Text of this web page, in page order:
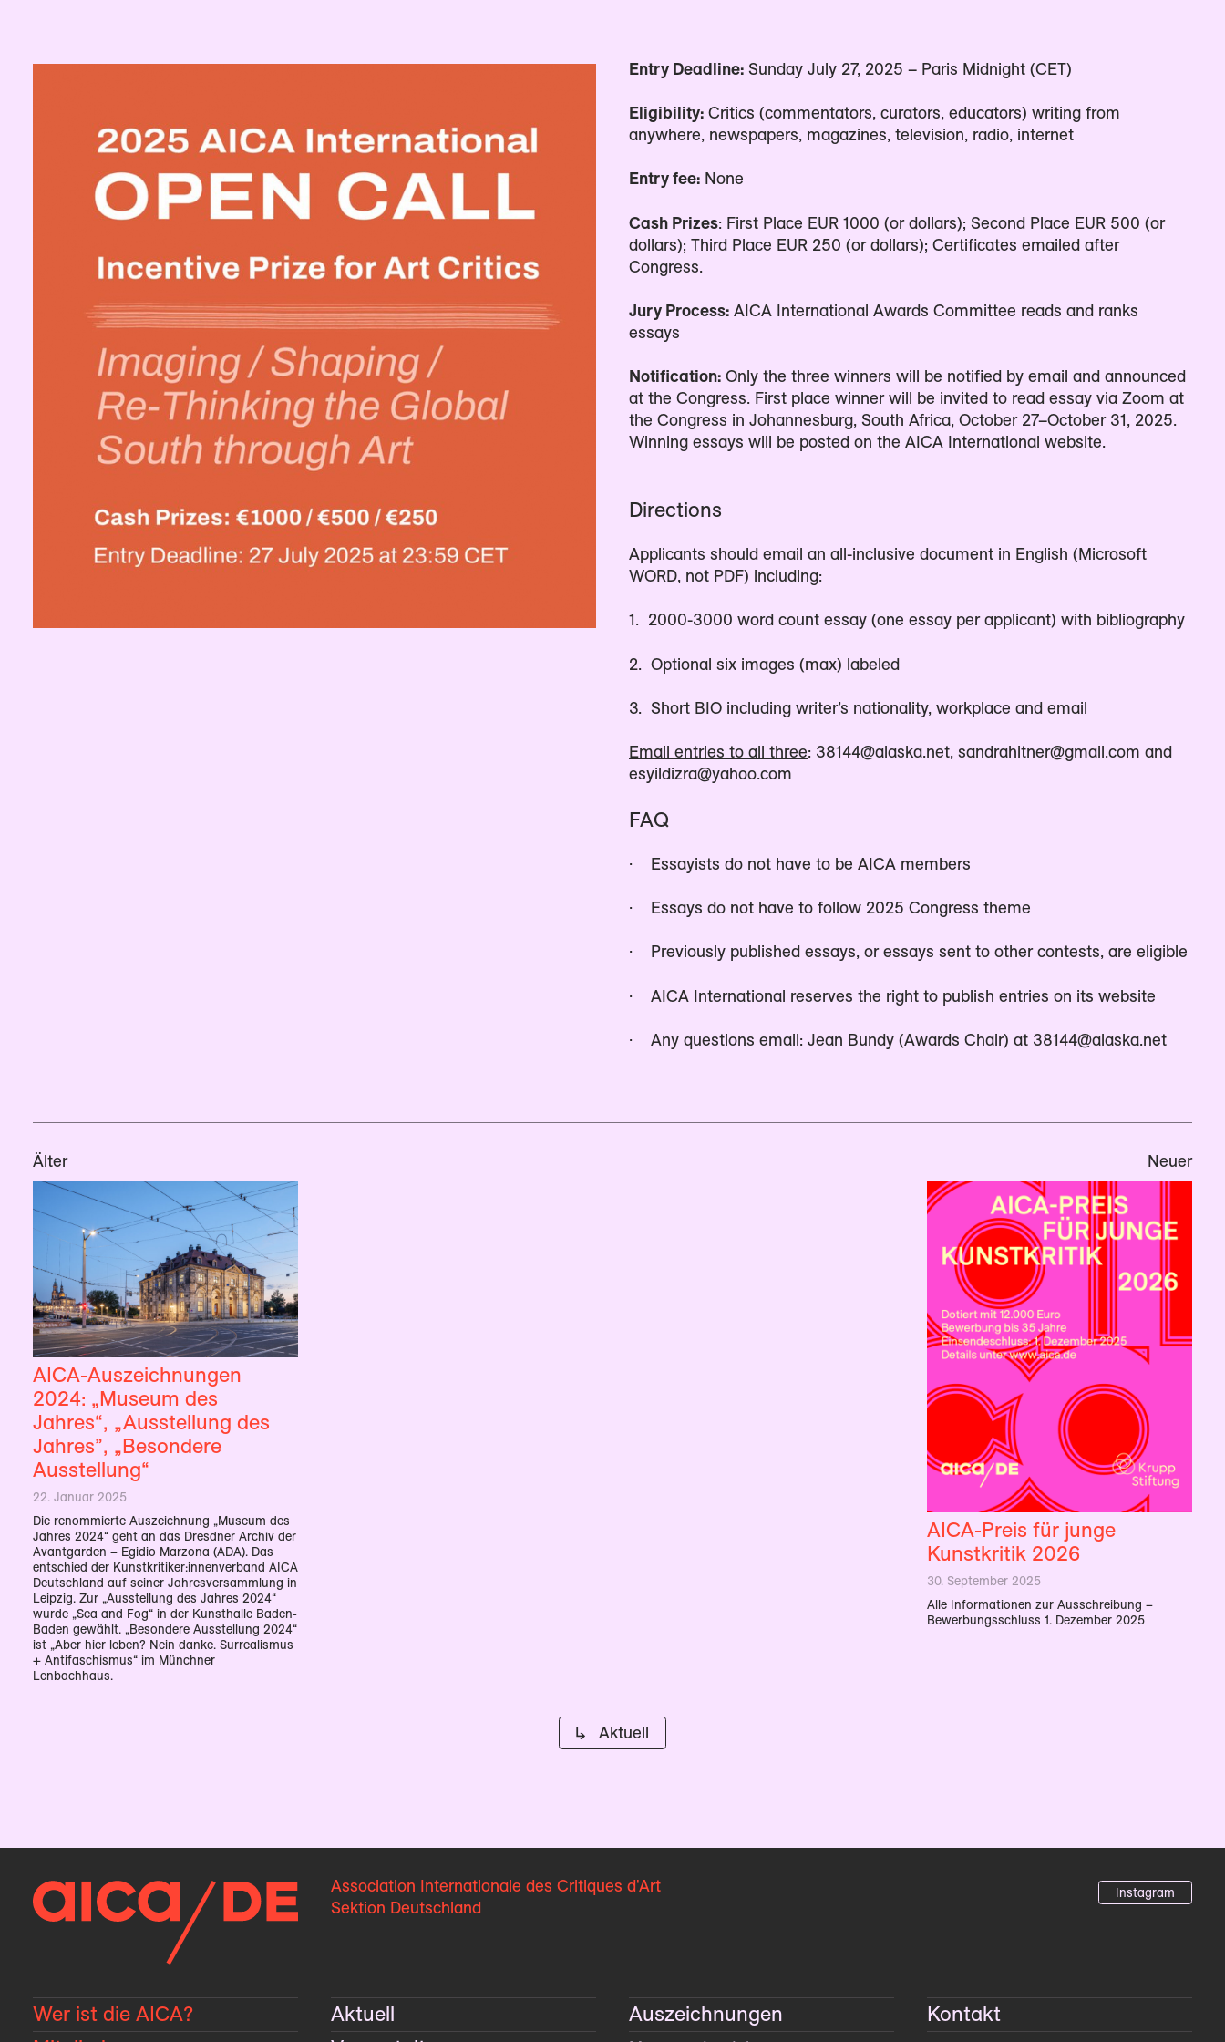
Entry Deadline: Sunday July 27, 2025 – Paris Midnight (CET)
Eligibility: Critics (commentators, curators, educators) writing from
anywhere, newspapers, magazines, television, radio, internet
Entry fee: None
Cash Prizes: First Place EUR 1000 (or dollars); Second Place EUR 500 (or
dollars); Third Place EUR 250 (or dollars); Certificates emailed after
Congress.
Jury Process: AICA International Awards Committee reads and ranks
essays
Notification: Only the three winners will be notified by email and announced
at the Congress. First place winner will be invited to read essay via Zoom at
the Congress in Johannesburg, South Africa, October 27–October 31, 2025.
Winning essays will be posted on the AICA International website.
Directions
Applicants should email an all-inclusive document in English (Microsoft
WORD, not PDF) including:
1. 2000-3000 word count essay (one essay per applicant) with bibliography
2. Optional six images (max) labeled
3. Short BIO including writer’s nationality, workplace and email
Email entries to all three: 38144@alaska.net, sandrahitner@gmail.com and
esyildizra@yahoo.com
FAQ
· Essayists do not have to be AICA members
· Essays do not have to follow 2025 Congress theme
· Previously published essays, or essays sent to other contests, are eligible
· AICA International reserves the right to publish entries on its website
· Any questions email: Jean Bundy (Awards Chair) at 38144@alaska.net
Älter
AICA-Auszeich­nungen
2024: „Museum des
Jahres“, „Ausstellung des
Jahres”, „Besondere
Ausstellung“
22. Januar 2025
Die renommierte Auszeichnung „Museum des
Jahres 2024“ geht an das Dresdner Archiv der
Avantgarden – Egidio Marzona (ADA). Das
entschied der Kunstkritiker:innenverband AICA
Deutschland auf seiner Jahresversammlung in
Leipzig. Zur „Ausstellung des Jahres 2024“
wurde „Sea and Fog“ in der Kunsthalle Baden-
Baden gewählt. „Besondere Ausstellung 2024“
ist „Aber hier leben? Nein danke. Surrealismus
+ Antifaschismus“ im Münchner
Lenbachhaus.
Neuer
AICA-Preis für junge
Kunstkritik 2026
30. September 2025
Alle Informationen zur Ausschreibung –
Bewerbungsschluss 1. Dezember 2025
↳ Aktuell
Association Internationale des Critiques d'Art
Sektion Deutschland
Instagram
Wer ist die AICA?
Aktuell
Auszeichnungen Kontakt